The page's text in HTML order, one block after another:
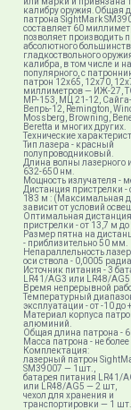
калибру оружия.Общая
патрона SightMark
составляет 60
позволяет производить
абсолютного
гладкоствольного
калибра, в том числе и
популярного, с
патрон 12х65, 12х70,
миллиметров — ИЖ-27,
МР-153, МЦ 21-12, Сайга-
Вепрь-12, Remington,
Mossberg, Browning,
Beretta и многих других.
Технические
Тип лазера - красный
полупроводниковый.
Длина волны лазерного
632-650 нм.
Мощность излучателя -
Дистанция пристрелки -
183 м : (Максимальная
зависит от условий
Оптимальная дистанция
пристрелки - от 13,7 м до
Размер пятна на
- приблизительно 50 мм.
Непараллельность
оси ствола - 0,0005
Источник питания - 3
LR41/AG3 или LR48/
Время непрерывной
Температурный
эксплуатации - от -10 до
Материал корпуса
алюминий.
Общая длина патрона -
Масса патрона - не
Комплектация:
лазерный патрон
SM39007 — 1шт.,
батарея питания LR41/
или LR48/AG5 — 2 шт,
чехол для хранения и
транспортировки — 1 шт.